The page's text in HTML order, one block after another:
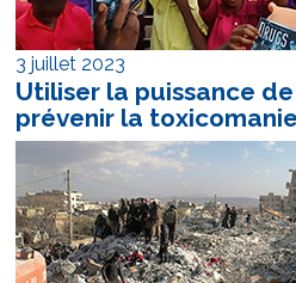
3 juillet 2023
Utiliser la puissance
prévenir la toxicomanie